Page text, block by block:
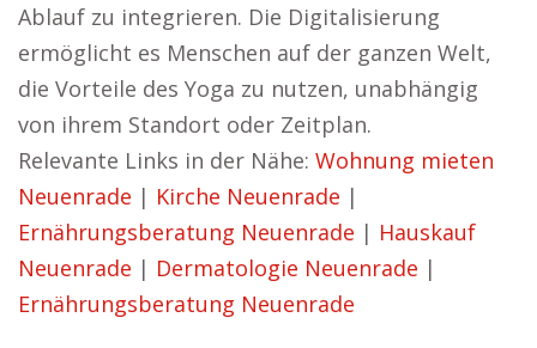
Ablauf zu integrieren. Die Digitalisierung
ermöglicht es Menschen auf der ganzen Welt,
die Vorteile des Yoga zu nutzen, unabhängig
von ihrem Standort oder Zeitplan.
Relevante Links in der Nähe: Wohnung mieten
Neuenrade | Kirche Neuenrade |
Ernährungsberatung Neuenrade | Hauskauf
Neuenrade | Dermatologie Neuenrade |
Ernährungsberatung Neuenrade